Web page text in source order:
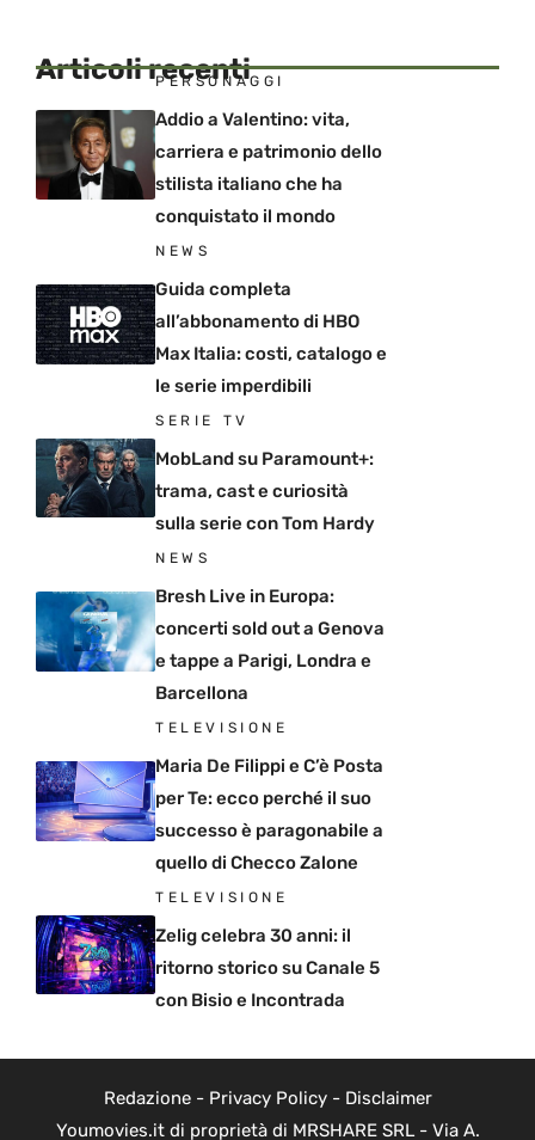
Articoli recenti
PERSONAGGI
Addio a Valentino: vita,
carriera e patrimonio dello
stilista italiano che ha
conquistato il mondo
NEWS
Guida completa
all’abbonamento di HBO
Max Italia: costi, catalogo e
le serie imperdibili
SERIE TV
MobLand su Paramount+:
trama, cast e curiosità
sulla serie con Tom Hardy
NEWS
Bresh Live in Europa:
concerti sold out a Genova
e tappe a Parigi, Londra e
Barcellona
TELEVISIONE
Maria De Filippi e C’è Posta
per Te: ecco perché il suo
successo è paragonabile a
quello di Checco Zalone
TELEVISIONE
Zelig celebra 30 anni: il
ritorno storico su Canale 5
con Bisio e Incontrada
Redazione- Privacy Policy- Disclaimer
Youmovies.it di proprietà di MRSHARE SRL - Via A.